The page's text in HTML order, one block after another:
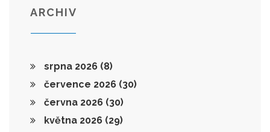
ARCHIV
srpna 2026 (8)
července 2026 (30)
června 2026 (30)
května 2026 (29)